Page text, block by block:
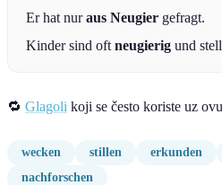
Er hat nuraus Neugier gefragt.
Kinder sind oft neugierig und
🔁 Glagoli koji se često koriste uz
wecken stillen erkunden
nachforschen